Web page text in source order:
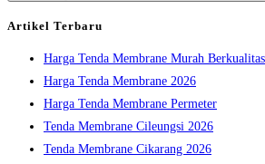
panel.
Artikel Terbaru
Harga Tenda Membrane Murah Berkualitas
Harga Tenda Membrane 2026
Harga Tenda Membrane Permeter
Tenda Membrane Cileungsi 2026
Tenda Membrane Cikarang 2026